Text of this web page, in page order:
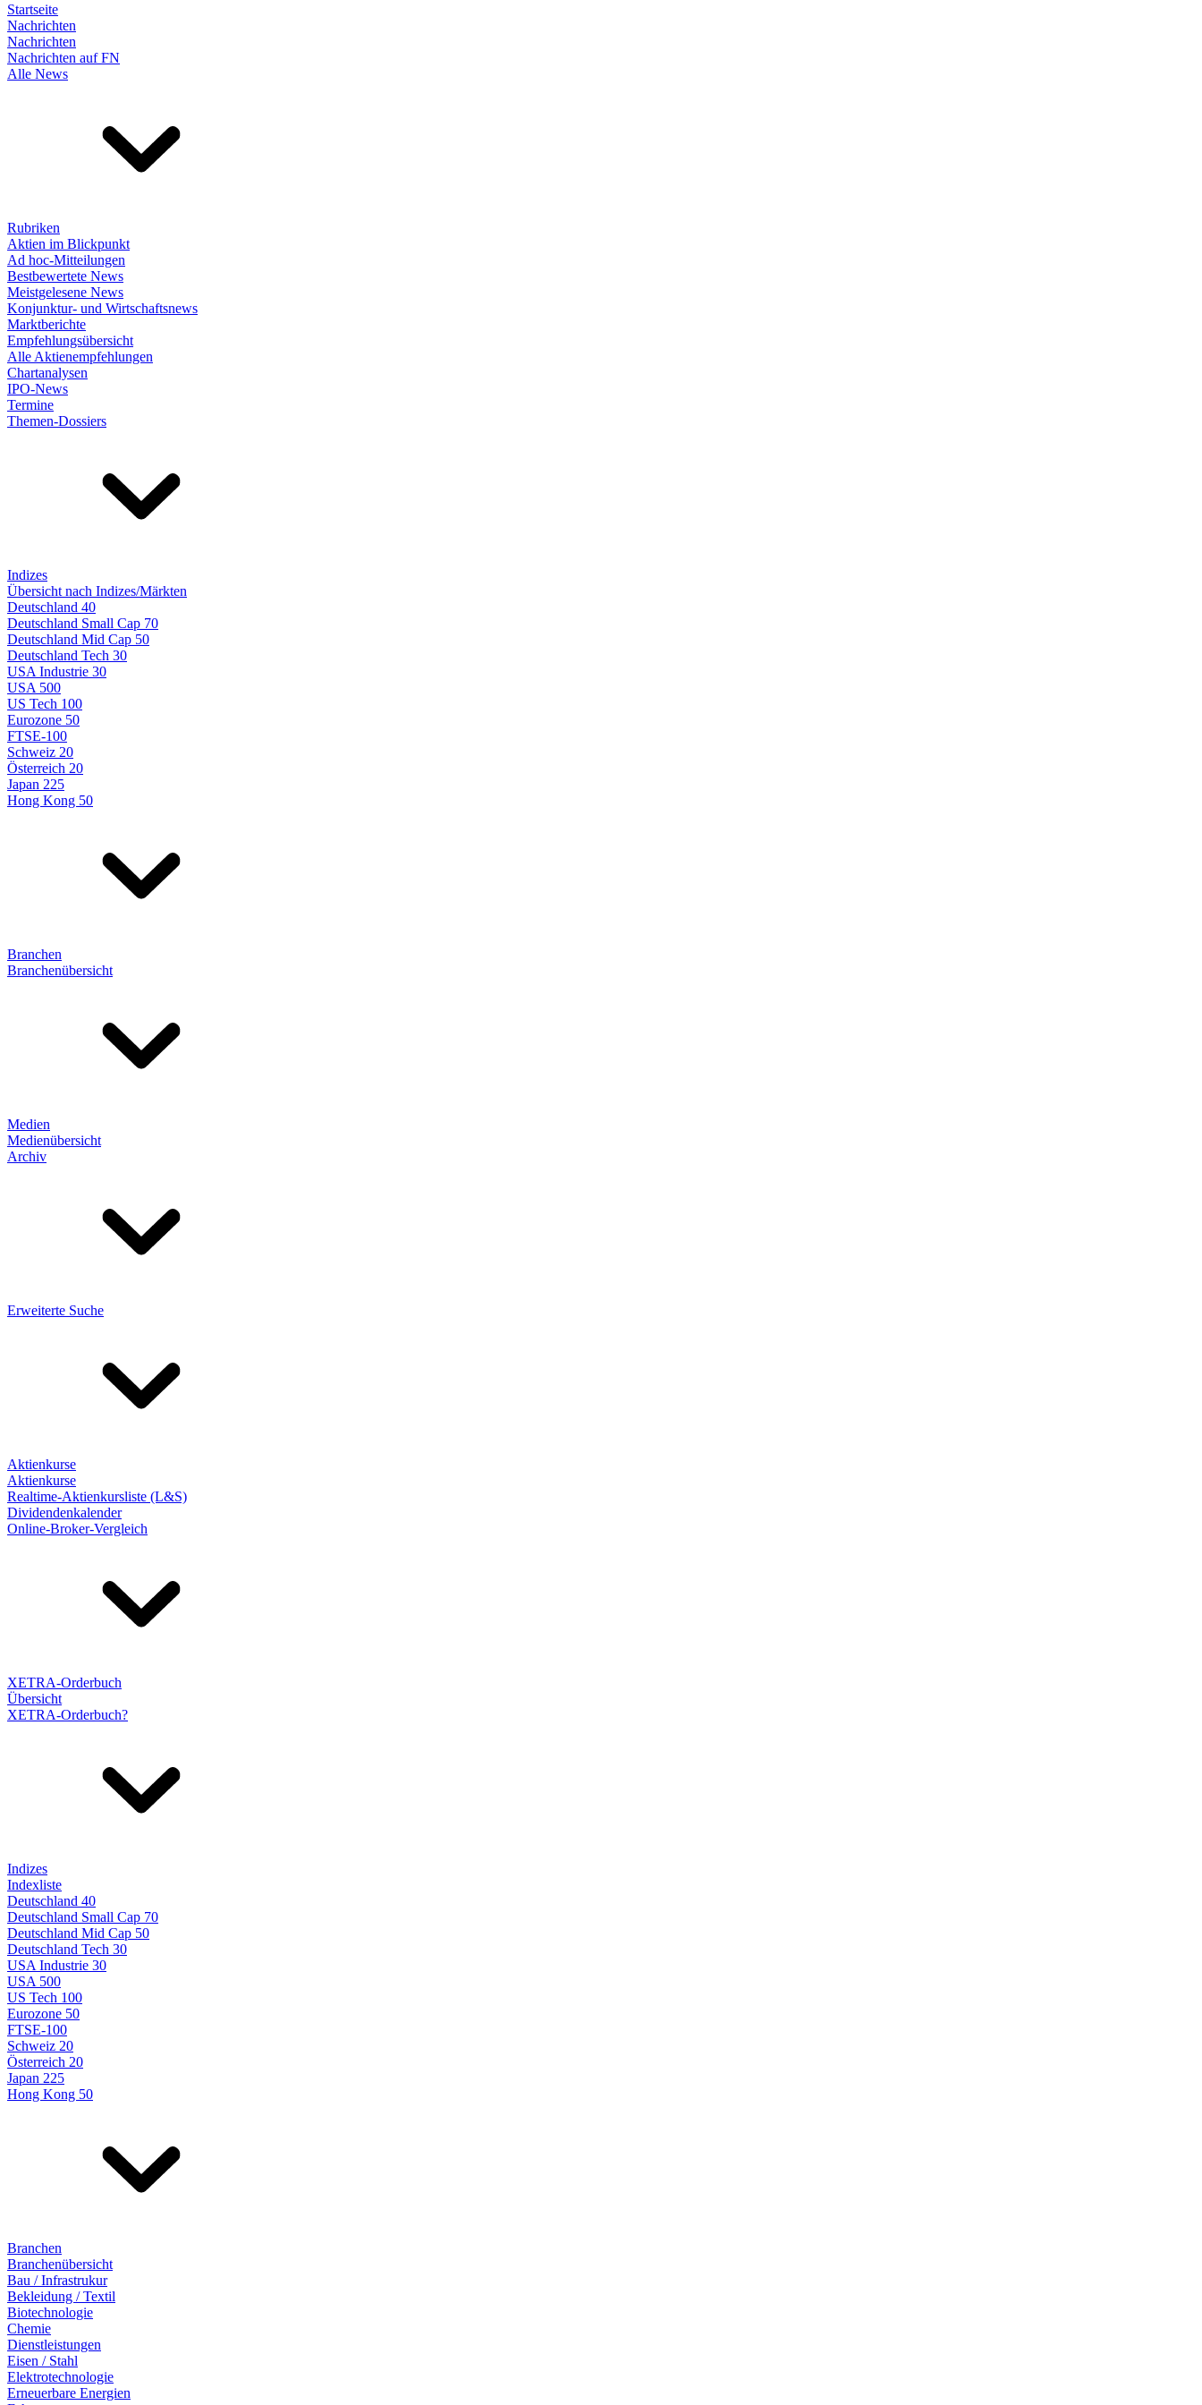
Startseite
Nachrichten
Nachrichten
Nachrichten auf FN
Alle News
Rubriken
Aktien im Blickpunkt
Ad hoc-Mitteilungen
Bestbewertete News
Meistgelesene News
Konjunktur- und Wirtschaftsnews
Marktberichte
Empfehlungsübersicht
Alle Aktienempfehlungen
Chartanalysen
IPO-News
Termine
Themen-Dossiers
Indizes
Übersicht nach Indizes/Märkten
Deutschland 40
Deutschland Small Cap 70
Deutschland Mid Cap 50
Deutschland Tech 30
USA Industrie 30
USA 500
US Tech 100
Eurozone 50
FTSE-100
Schweiz 20
Österreich 20
Japan 225
Hong Kong 50
Branchen
Branchenübersicht
Medien
Medienübersicht
Archiv
Erweiterte Suche
Aktienkurse
Aktienkurse
Realtime-Aktienkursliste (L&S)
Dividendenkalender
Online-Broker-Vergleich
XETRA-Orderbuch
Übersicht
XETRA-Orderbuch?
Indizes
Indexliste
Deutschland 40
Deutschland Small Cap 70
Deutschland Mid Cap 50
Deutschland Tech 30
USA Industrie 30
USA 500
US Tech 100
Eurozone 50
FTSE-100
Schweiz 20
Österreich 20
Japan 225
Hong Kong 50
Branchen
Branchenübersicht
Bau / Infrastrukur
Bekleidung / Textil
Biotechnologie
Chemie
Dienstleistungen
Eisen / Stahl
Elektrotechnologie
Erneuerbare Energien